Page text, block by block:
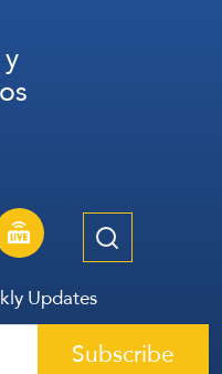
Updates
Subscribe